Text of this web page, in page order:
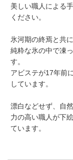
美しい職人による
ください。
氷河期の終焉と共
純粋な氷の中で凍
す。
アビステが17年前
しています。
漂白などせず、自
力の高い職人が下
ています。